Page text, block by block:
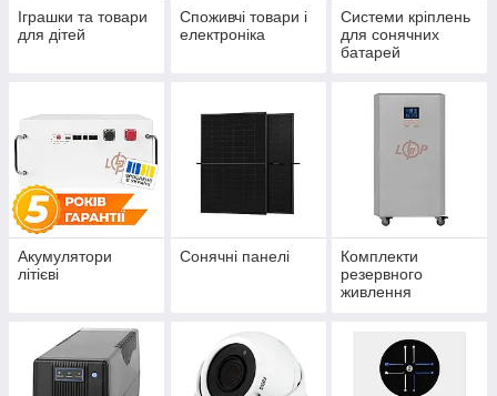
Іграшки та товари
для дітей
Споживчі товари і
електроніка
Системи кріплень
для сонячних
батарей
Акумулятори
літієві
Сонячні панелі
Комплекти
резервного
живлення